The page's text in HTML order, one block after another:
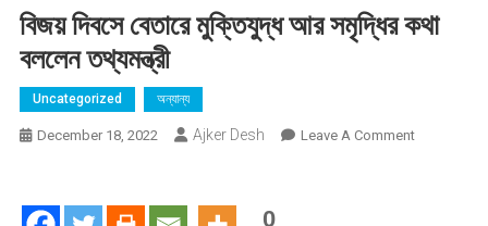
বিজয় দিবসে বেতারে মুক্তিযুদ্ধ আর সমৃদ্ধির কথা
বললেন তথ্যমন্ত্রী
Uncategorized অন্যান্য
December 18, 2022 Ajker Desh Leave A CommentOn
0